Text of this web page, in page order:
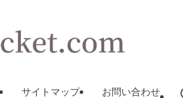
サイトマップ お問い合わせ